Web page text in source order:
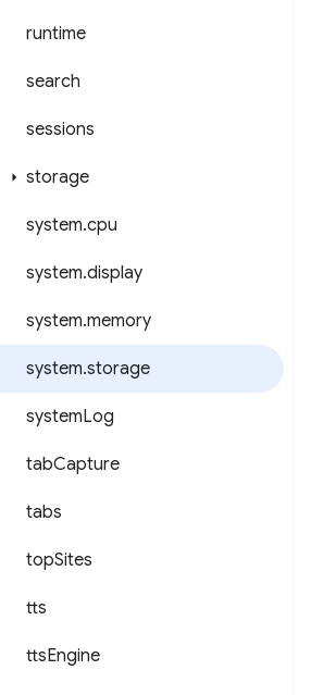
runtime
search
sessions
storage
system.cpu
system.display
system.memory
system.storage
systemLog
tabCapture
tabs
topSites
tts
ttsEngine